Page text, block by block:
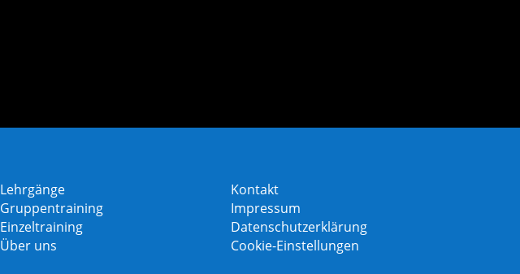
Lehrgänge
Gruppentraining
Einzeltraining
Über uns
Kontakt
Impressum
Datenschutzerklärung
Cookie-Einstellungen